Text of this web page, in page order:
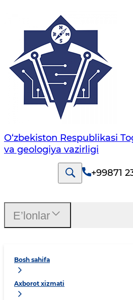
O‘zbekiston Respublikasi
va geologiya vazirligi
+99871
Bosh sahifa
Axborot xizmati
E’lonlar